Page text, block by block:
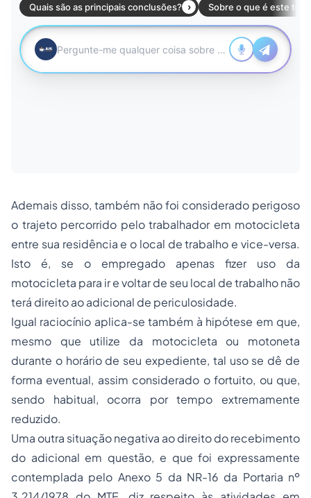
Ademais disso, também não foi considerado perigoso
o trajeto percorrido pelo trabalhador em motocicleta
entre sua residência e o local de trabalho e vice-versa.
Isto é, se o empregado apenas fizer uso da
motocicleta para ir e voltar de seu local de trabalho não
terá direito ao adicional de periculosidade.
Igual raciocínio aplica-se também à hipótese em que,
mesmo que utilize da motocicleta ou motoneta
durante o horário de seu expediente, tal uso se dê de
forma eventual, assim considerado o fortuito, ou que,
sendo habitual, ocorra por tempo extremamente
reduzido.
Uma outra situação negativa ao direito do recebimento
do adicional em questão, e que foi expressamente
contemplada pelo Anexo 5 da NR-16 da Portaria nº